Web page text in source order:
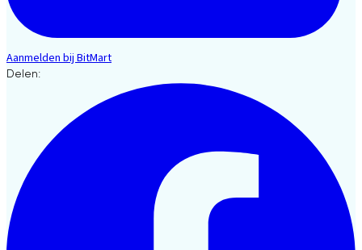
Aanmelden bij BitMart
Delen: